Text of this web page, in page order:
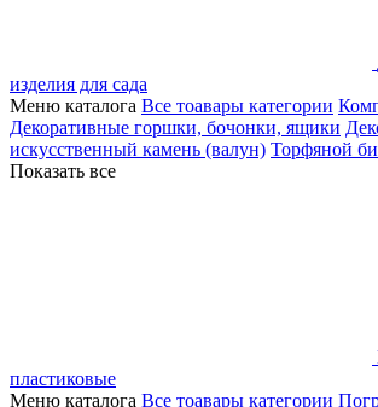
изделия для сада
Меню каталога Все тоавары категории
Декоративные горшки, бочонки, ящики
искусственный камень (валун) Торфяной
Показать все
пластиковые
Меню каталога Все тоавары категории